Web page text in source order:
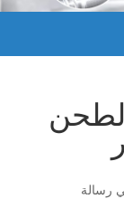
رسالة